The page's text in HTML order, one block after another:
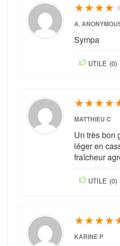
★★★★
A.
Sympa
UTILE (0)
★★★★
MATTHIEU C
Un très bon
léger en
fraîcheur
UTILE (0)
★★★★
KARINE P